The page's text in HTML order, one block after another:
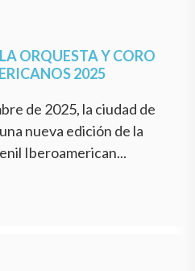
ORQUESTA Y CORO
2025
de 2025, la ciudad de
nueva edición de la
Iberoamerican...